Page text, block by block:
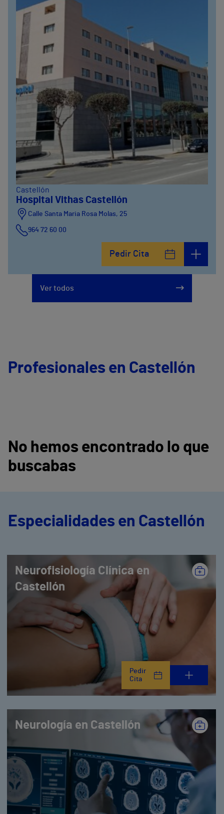
Castellón
Hospital Vithas Castellón
Calle Santa Maria Rosa Molas, 25
964 72 60 00
Pedir Cita
Ver todos
Profesionales en Castellón
No hemos encontrado lo que
buscabas
Especialidades en Castellón
Neurofisiología Clínica en
Castellón
Pedir
Cita
Neurología en Castellón